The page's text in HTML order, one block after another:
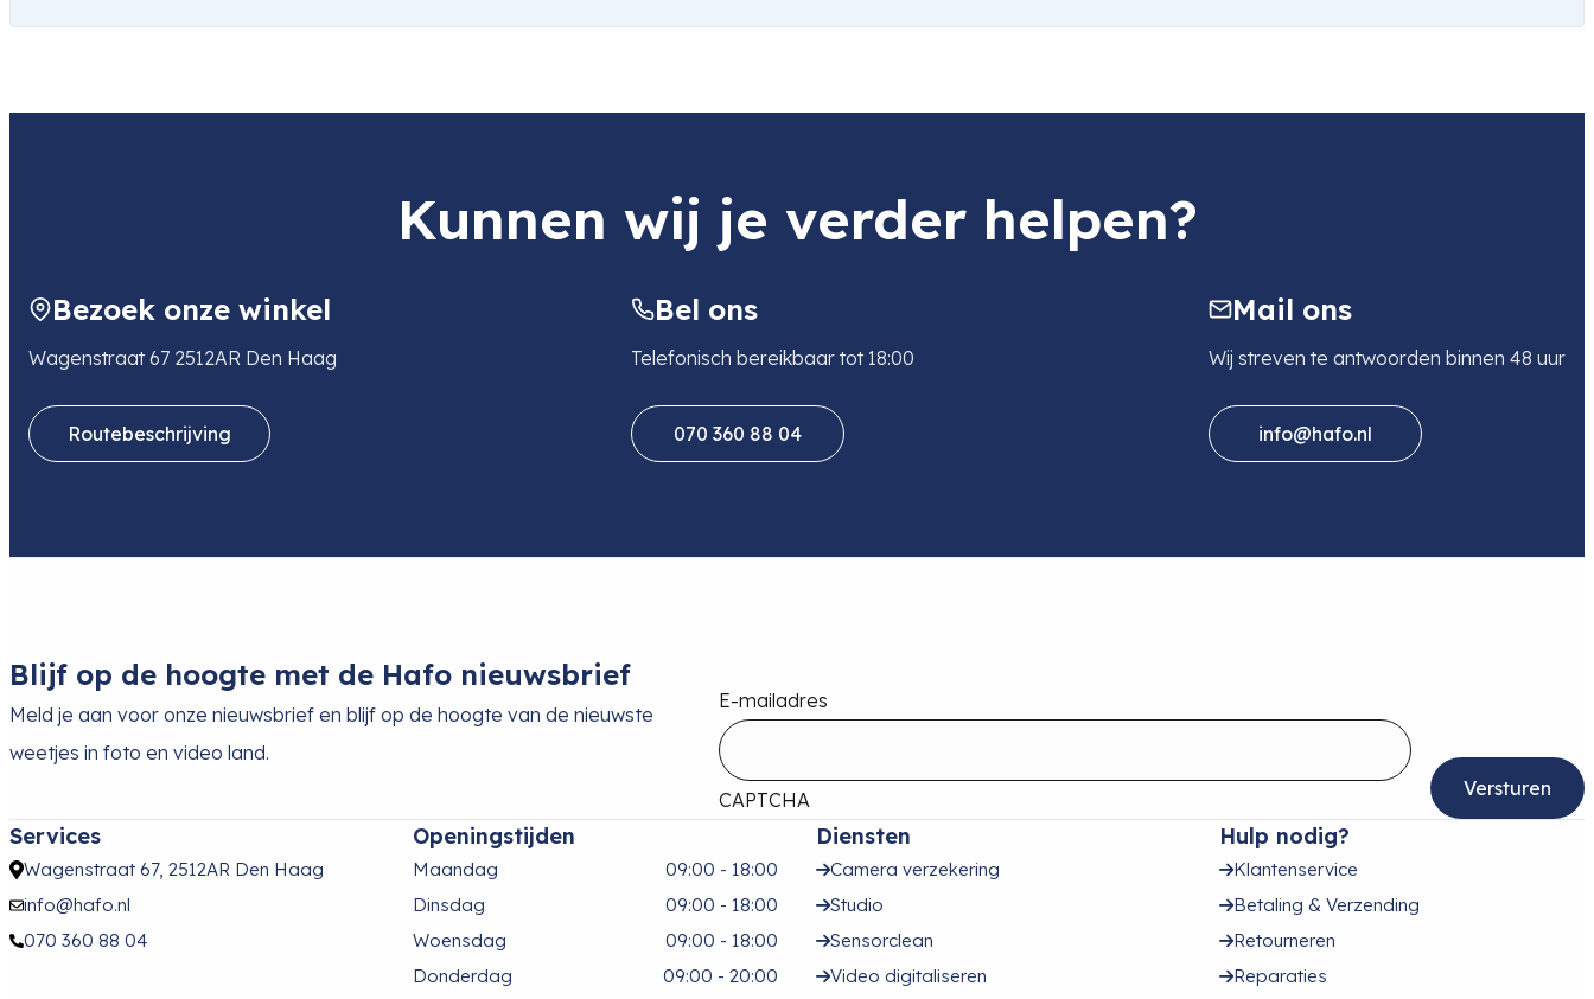
Kunnen wij je verder helpen?
Bezoek onze winkel
Wagenstraat 67 2512AR Den Haag
Routebeschrijving
Bel ons
Telefonisch bereikbaar tot 18:00
070 360 88 04
Mail ons
Wij streven te antwoorden binnen 48 uur
info@hafo.nl
Blijf op de hoogte met de Hafo nieuwsbrief
Meld je aan voor onze nieuwsbrief en blijf op de hoogte van de nieuwste
weetjes in foto en video land.
E-mailadres
CAPTCHA
Services
Wagenstraat 67, 2512AR Den Haag
info@hafo.nl
070 360 88 04
Openingstijden
Maandag
09:00 - 18:00
Dinsdag
09:00 - 18:00
Woensdag
09:00 - 18:00
Donderdag
09:00 - 20:00
Diensten
Camera verzekering
Studio
Sensorclean
Video digitaliseren
Hulp nodig?
Klantenservice
Betaling & Verzending
Retourneren
Reparaties